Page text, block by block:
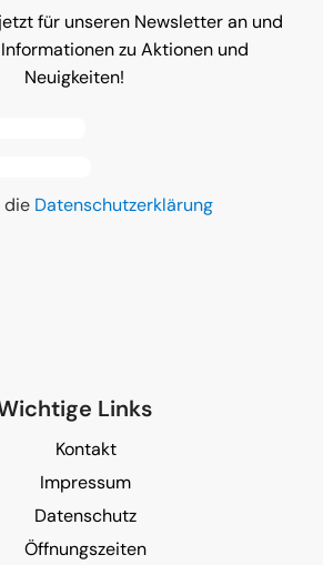
für unseren Newsletter an und
zu Aktionen und
Neuigkeiten!
die Datenschutzerklärung
Links
Kontakt
Impressum
Datenschutz
Öffnungszeiten